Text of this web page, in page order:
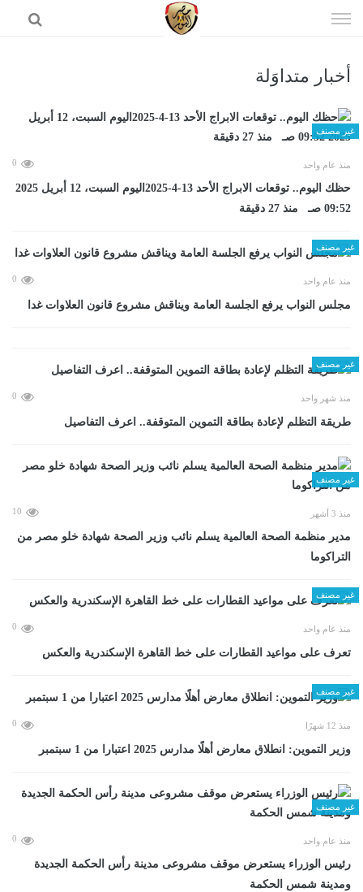
الى
أخبار متداوَلة
غير مصنف
منذ عام واحد 0
حظك اليوم.. توقعات الابراج الأحد 13-4-2025اليوم السبت، 12 أبريل 2025
09:52 صـ منذ 27 دقيقة
غير مصنف
منذ عام واحد 0
مجلس النواب يرفع الجلسة العامة ويناقش مشروع قانون العلاوات غدا
غير مصنف
منذ شهر واحد 0
طريقة التظلم لإعادة بطاقة التموين المتوقفة.. اعرف التفاصيل
غير مصنف
منذ 3 أشهر 10
مدير منظمة الصحة العالمية يسلم نائب وزير الصحة شهادة خلو مصر من
التراكوما
غير مصنف
منذ عام واحد 0
تعرف على مواعيد القطارات على خط القاهرة الإسكندرية والعكس
غير مصنف
منذ 12 شهرًا 0
وزير التموين: انطلاق معارض أهلًا مدارس 2025 اعتبارا من 1 سبتمبر
غير مصنف
منذ عام واحد 0
رئيس الوزراء يستعرض موقف مشروعى مدينة رأس الحكمة الجديدة
ومدينة شمس الحكمة